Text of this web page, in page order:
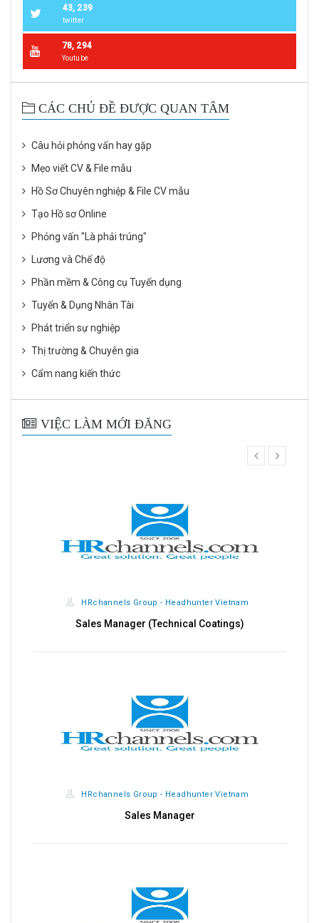
43, 239
twitter
78, 294
Youtube
CÁC CHỦ ĐỀ ĐƯỢC QUAN TÂM
Câu hỏi phỏng vấn hay gặp
Mẹo viết CV & File mẫu
Hồ Sơ Chuyên nghiệp & File CV mẫu
Tạo Hồ sơ Online
Phỏng vấn "Là phải trúng"
Lương và Chế độ
Phần mềm & Công cụ Tuyển dụng
Tuyển & Dụng Nhân Tài
Phát triển sự nghiệp
Thị trường & Chuyên gia
Cẩm nang kiến thức
VIỆC LÀM MỚI ĐĂNG
HRchannels Group - Headhunter Vietnam
Sales Manager (Technical Coatings)
HRchannels Group - Headhunter Vietnam
Sales Manager
prev
next